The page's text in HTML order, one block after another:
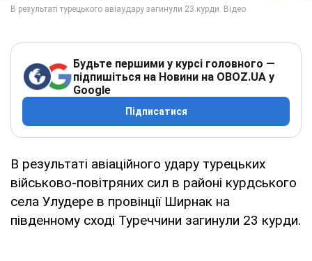
Будьте першими у курсі головного —
підпишіться на Новини на OBOZ.UA у
Google
Підписатися
В результаті авіаційного удару турецьких
військово-повітряних сил в районі курдського
села Улудере в провінції Ширнак на
південному сході Туреччини загинули 23 курди.